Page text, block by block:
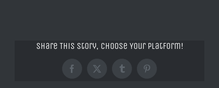
Share This Story, Choose Your Platform!
Facebook
X TumblrPinterest